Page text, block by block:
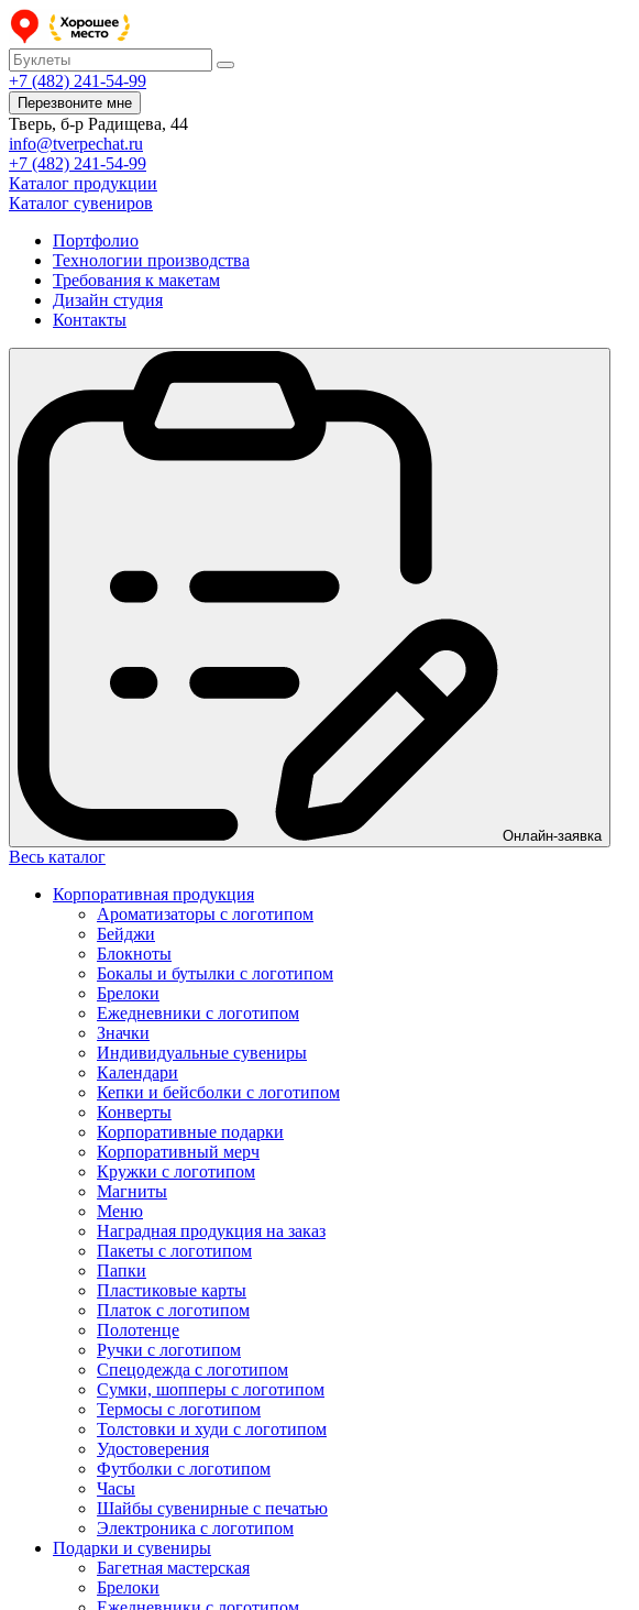
+7 (482) 241-54-99
Перезвоните мне
Тверь, б-р Радищева, 44
info@tverpechat.ru
+7 (482) 241-54-99
Каталог продукции
Каталог сувениров
Портфолио
Технологии производства
Требования к макетам
Дизайн студия
Контакты
Онлайн-заявка
Весь каталог
Корпоративная продукция
Ароматизаторы с логотипом
Бейджи
Блокноты
Бокалы и бутылки с логотипом
Брелоки
Ежедневники с логотипом
Значки
Индивидуальные сувениры
Календари
Кепки и бейсболки с логотипом
Конверты
Корпоративные подарки
Корпоративный мерч
Кружки с логотипом
Магниты
Меню
Наградная продукция на заказ
Пакеты с логотипом
Папки
Пластиковые карты
Платок с логотипом
Полотенце
Ручки с логотипом
Спецодежда с логотипом
Сумки, шопперы с логотипом
Термосы с логотипом
Толстовки и худи с логотипом
Удостоверения
Футболки с логотипом
Часы
Шайбы сувенирные с печатью
Электроника с логотипом
Подарки и сувениры
Багетная мастерская
Брелоки